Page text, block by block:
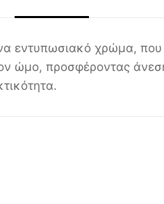
εντυπωσιακό χρώμα,
ώμο, προσφέροντας